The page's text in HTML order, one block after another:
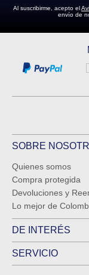
Al suscribirme, acepto el
envío de
SOBRE
Quienes somos
Compra protegida
Devoluciones y
Lo mejor de
DE INTERÉS
SERVICIO